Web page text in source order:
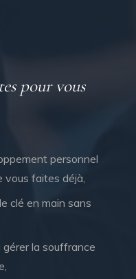
pour vous
personnel
vous faites déjà,
clé en main sans
la souffrance